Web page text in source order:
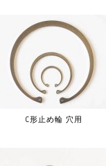
C形止め輪 穴用